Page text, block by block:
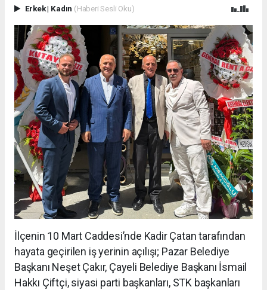
Erkek| Kadın (Haberi Sesli Oku)
İlçenin 10 Mart Caddesi’nde Kadir Çatan tarafından
hayata geçirilen iş yerinin açılışı; Pazar Belediye
Başkanı Neşet Çakır, Çayeli Belediye Başkanı İsmail
Hakkı Çiftçi, siyasi parti başkanları, STK başkanları